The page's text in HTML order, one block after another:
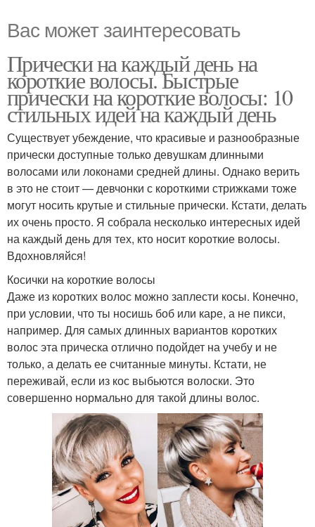
Вас может заинтересовать
Прически на каждый день на
короткие волосы. Быстрые
прически на короткие волосы: 10
стильных идей на каждый день
Существует убеждение, что красивые и разнообразные
прически доступные только девушкам длинными
волосами или локонами средней длины. Однако верить
в это не стоит — девчонки с короткими стрижками тоже
могут носить крутые и стильные прически. Кстати, делать
их очень просто. Я собрала несколько интересных идей
на каждый день для тех, кто носит короткие волосы.
Вдохновляйся!
Косички на короткие волосы
Даже из коротких волос можно заплести косы. Конечно,
при условии, что ты носишь боб или каре, а не пикси,
например. Для самых длинных вариантов коротких
волос эта прическа отлично подойдет на учебу и не
только, а делать ее считанные минуты. Кстати, не
переживай, если из кос выбьются волоски. Это
совершенно нормально для такой длины волос.